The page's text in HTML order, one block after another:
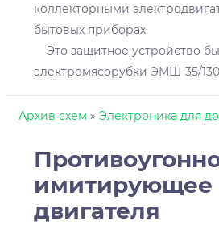
коллекторными
бытовых приборах.
Это защитное устройство
электромясорубки ЭМШ-35/
Архив схем » Электроника для
имитирующее
двигателя